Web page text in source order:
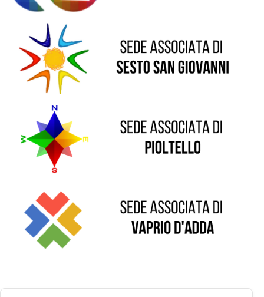
Sede di Pioltello
Sede di Vaprio D'Adda